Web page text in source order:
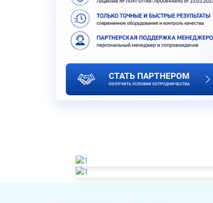
СТАТЬ ПАРТНЕРОМ
ПОЛУЧИТЬ УСЛОВИЯ СОТРУДНИЧЕСТВА